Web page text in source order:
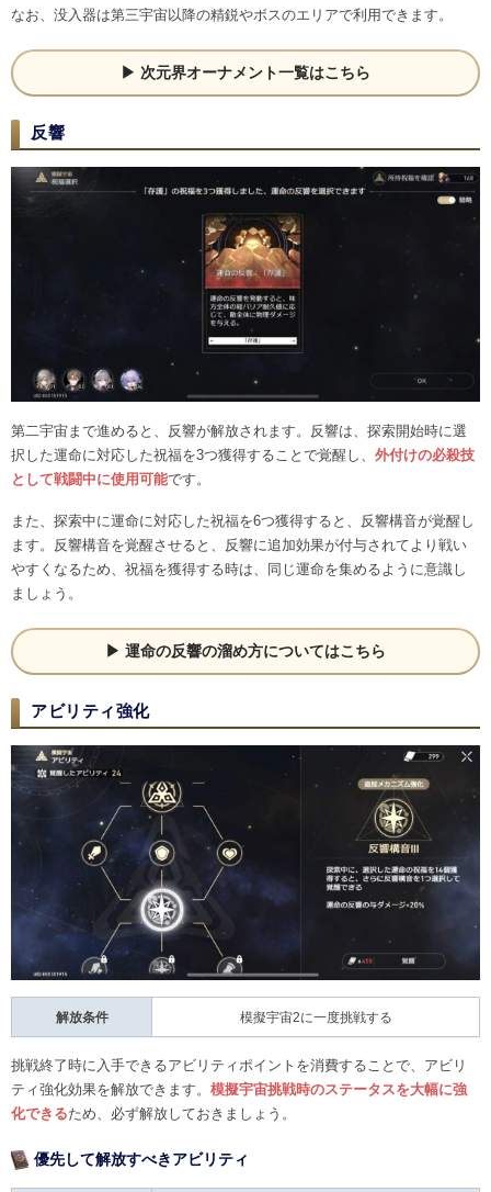
なお、没入器は第三宇宙以降の精鋭やボスのエリアで利用できます。
次元界オーナメント一覧はこちら
反響
第二宇宙まで進めると、反響が解放されます。反響は、探索開始時に選
択した運命に対応した祝福を3つ獲得することで覚醒し、 外付けの必殺技
として戦闘中に使用可能です。
また、探索中に運命に対応した祝福を6つ獲得すると、反響構音が覚醒し
ます。反響構音を覚醒させると、反響に追加効果が付与されてより戦い
やすくなるため、祝福を獲得する時は、同じ運命を集めるように意識し
ましょう。
運命の反響の溜め方についてはこちら
アビリティ強化
解放条件 模擬宇宙2に一度挑戦する
挑戦終了時に入手できるアビリティポイントを消費することで、アビリ
ティ強化効果を解放できます。 模擬宇宙挑戦時のステータスを大幅に強
化できるため、必ず解放しておきましょう。
優先して解放すべきアビリティ